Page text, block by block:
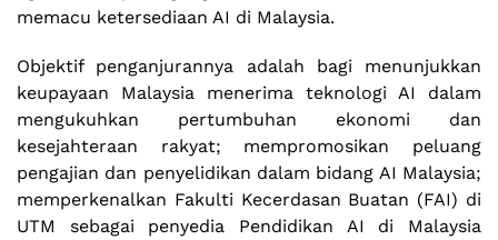
memacu ketersediaan AI di Malaysia.
Objektif penganjurannya adalah bagi menunjukkan
keupayaan Malaysia menerima teknologi AI dalam
mengukuhkan pertumbuhan ekonomi dan
kesejahteraan rakyat; mempromosikan peluang
pengajian dan penyelidikan dalam bidang AI Malaysia;
memperkenalkan Fakulti Kecerdasan Buatan (FAI) di
UTM sebagai penyedia Pendidikan AI di Malaysia